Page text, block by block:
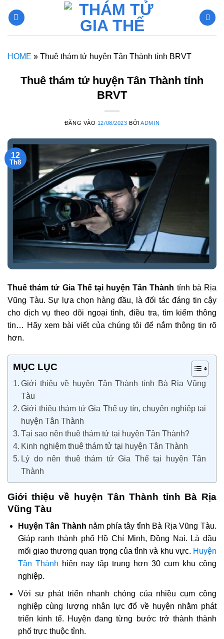
qua
HOME » Thuê thám tử huyện Tân Thành tỉnh BRVT
Thuê thám tử huyện Tân Thành tỉnh
BRVT
ĐĂNG VÀO 12/08/2023 BỞIADMIN
12
Th8
Thuê thám tử Gia Thế tại huyện Tân Thành tỉnh bà Rịa
Vũng Tàu. Sự lựa chọn hàng đầu, là đối tác đáng tin cậy
cho dịch vụ theo dõi ngoại tình, điều tra, tìm kiếm thông
tin… Hãy xem bài viết của chúng tôi để nắm thông tin rõ
hơn.
MỤC LỤC
Giới thiệu về huyện Tân Thành tỉnh Bà Rịa Vũng
Tàu
Giới thiệu thám tử Gia Thế uy tín, chuyên nghiệp tại
huyện Tân Thành
Tại sao nên thuê thám tử tại huyện Tân Thành?
Kinh nghiệm thuê thám tử tại huyện Tân Thành
Lý do nên thuê thám tử Gia Thế tại huyện Tân
Thành
Giới thiệu về huyện Tân Thành tỉnh Bà Rịa
Vũng Tàu
Huyện Tân Thành nằm phía tây tỉnh Bà Rịa Vũng Tàu.
Giáp ranh thành phố Hồ Chí Minh, Đồng Nai. Là đầu
mối giao thương quan trọng của tỉnh và khu vực. Huyện
Tân Thành hiện nay tập trung hơn 30 cụm khu công
nghiệp.
Với sự phát triển nhanh chóng của nhiều cụm công
nghiệp cùng lượng nhân lực đổ về huyện nhằm phát
triển kinh tế. Huyện đang từng bước trở thành thành
phố trực thuộc tỉnh.